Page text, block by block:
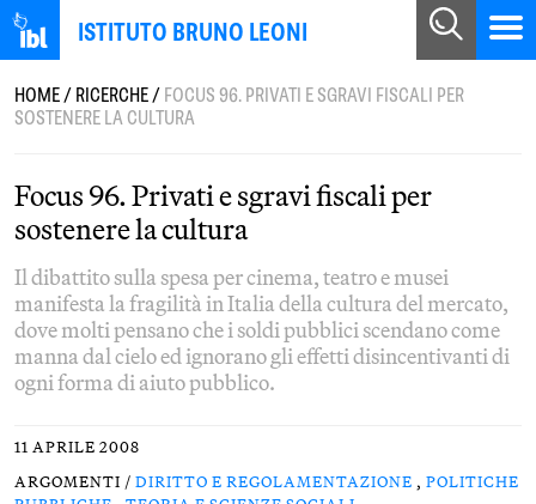
ISTITUTO BRUNO LEONI
HOME/RICERCHE/FOCUS 96. PRIVATI E SGRAVI FISCALI PER
SOSTENERE LA CULTURA
Focus 96. Privati e sgravi fiscali per
sostenere la cultura
Il dibattito sulla spesa per cinema, teatro e musei
manifesta la fragilità in Italia della cultura del mercato,
dove molti pensano che i soldi pubblici scendano come
manna dal cielo ed ignorano gli effetti disincentivanti di
ogni forma di aiuto pubblico.
11 APRILE 2008
ARGOMENTI / DIRITTO E REGOLAMENTAZIONE , POLITICHE